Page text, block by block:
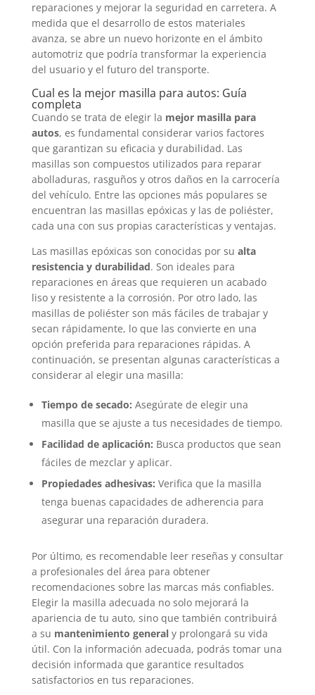
reparaciones y mejorar la seguridad en carretera. A
medida que el desarrollo de estos materiales
avanza, se abre un nuevo horizonte en el ámbito
automotriz que podría transformar la experiencia
del usuario y el futuro del transporte.
Cual es la mejor masilla para autos: Guía
completa
Cuando se trata de elegir la mejor masilla para
autos, es fundamental considerar varios factores
que garantizan su eficacia y durabilidad. Las
masillas son compuestos utilizados para reparar
abolladuras, rasguños y otros daños en la carrocería
del vehículo. Entre las opciones más populares se
encuentran las masillas epóxicas y las de poliéster,
cada una con sus propias características y ventajas.
Las masillas epóxicas son conocidas por su alta
resistencia y durabilidad. Son ideales para
reparaciones en áreas que requieren un acabado
liso y resistente a la corrosión. Por otro lado, las
masillas de poliéster son más fáciles de trabajar y
secan rápidamente, lo que las convierte en una
opción preferida para reparaciones rápidas. A
continuación, se presentan algunas características a
considerar al elegir una masilla:
Tiempo de secado: Asegúrate de elegir una
masilla que se ajuste a tus necesidades de tiempo.
Facilidad de aplicación: Busca productos que sean
fáciles de mezclar y aplicar.
Propiedades adhesivas: Verifica que la masilla
tenga buenas capacidades de adherencia para
asegurar una reparación duradera.
Por último, es recomendable leer reseñas y consultar
a profesionales del área para obtener
recomendaciones sobre las marcas más confiables.
Elegir la masilla adecuada no solo mejorará la
apariencia de tu auto, sino que también contribuirá
a su mantenimiento generaly prolongará su vida
útil. Con la información adecuada, podrás tomar una
decisión informada que garantice resultados
satisfactorios en tus reparaciones.